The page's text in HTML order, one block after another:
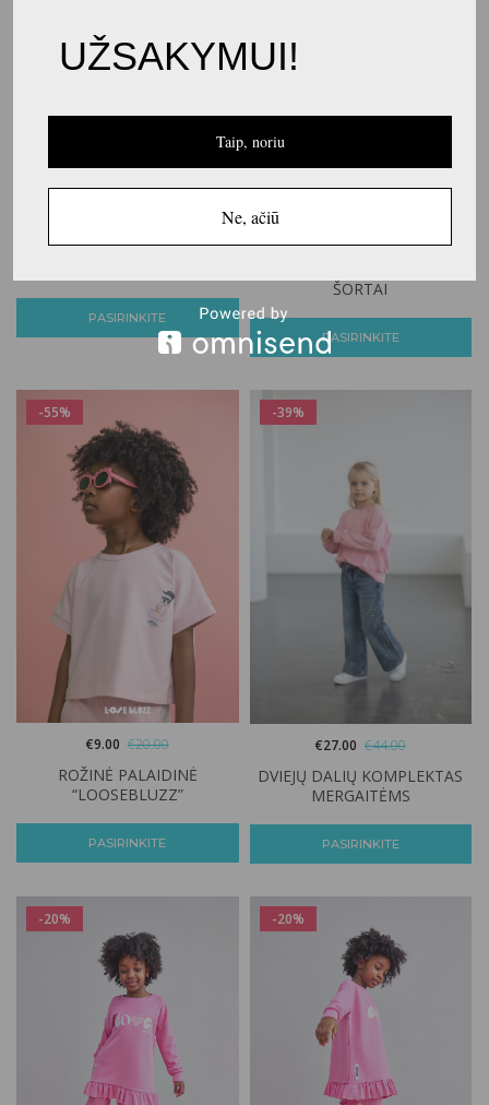
PASIRINKITE
ŠORTAI
PASIRINKITE
-55%
ROŽINĖ PALAIDINĖ
“LOOSEBLUZZ”
€9.00 €20.00
PASIRINKITE
-39%
DVIEJŲ DALIŲ KOMPLEKTAS
MERGAITĖMS
€27.00 €44.00
PASIRINKITE
-20% -20%
UŽSAKYMUI!
Taip, noriu
Ne, ačiū